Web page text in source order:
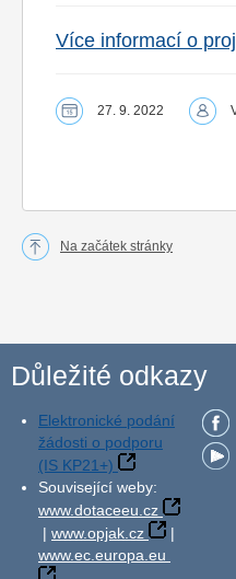
Více informací o
27. 9. 2022
Na začátek stránky
Důležité odkazy
Elektronické podání
žádosti o podporu
(IS KP21+)
Související weby:
www.dotaceeu.cz
| www.opjak.cz
|
www.ec.europa.eu